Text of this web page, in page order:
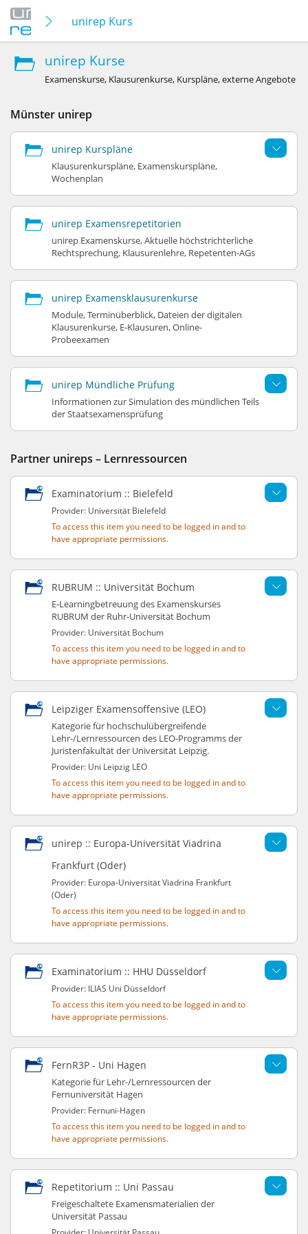
unirep Kurse
unirep Kurse
Examenskurse, Klausurenkurse, Kurspläne, externe Angebote
Münster unirep
unirep Kurspläne
Klausurenkurspläne, Examenskurspläne,
Wochenplan
unirep Examensrepetitorien
unirep Examenskurse, Aktuelle höchstrichterliche
Rechtsprechung, Klausurenlehre, Repetenten-AGs
unirep Examensklausurenkurse
Module, Terminüberblick, Dateien der digitalen
Klausurenkurse, E-Klausuren, Online-
Probeexamen
unirep Mündliche Prüfung
Informationen zur Simulation des mündlichen Teils
der Staatsexamensprüfung
Partner unireps – Lernressourcen
Examinatorium :: Bielefeld
Provider: Universität Bielefeld
To access this item you need to be logged in and to
have appropriate permissions.
RUBRUM :: Universität Bochum
E-Learningbetreuung des Examenskurses
RUBRUM der Ruhr-Universität Bochum
Provider: Universität Bochum
To access this item you need to be logged in and to
have appropriate permissions.
Leipziger Examensoffensive (LEO)
Kategorie für hochschulübergreifende
Lehr-/Lernressourcen des LEO-Programms der
Juristenfakultät der Universität Leipzig.
Provider: Uni Leipzig LEO
To access this item you need to be logged in and to
have appropriate permissions.
unirep :: Europa-Universität Viadrina
Frankfurt (Oder)
Provider: Europa-Universität Viadrina Frankfurt
(Oder)
To access this item you need to be logged in and to
have appropriate permissions.
Examinatorium :: HHU Düsseldorf
Provider: ILIAS Uni Düsseldorf
To access this item you need to be logged in and to
have appropriate permissions.
FernR3P - Uni Hagen
Kategorie für Lehr-/Lernressourcen der
Fernuniversität Hagen
Provider: Fernuni-Hagen
To access this item you need to be logged in and to
have appropriate permissions.
Repetitorium :: Uni Passau
Freigeschaltete Examensmaterialien der
Universität Passau